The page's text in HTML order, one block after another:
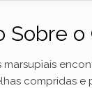
Sobre
compridas e